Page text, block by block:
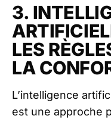
3.
LES
LA
L’intelligence
est une approche